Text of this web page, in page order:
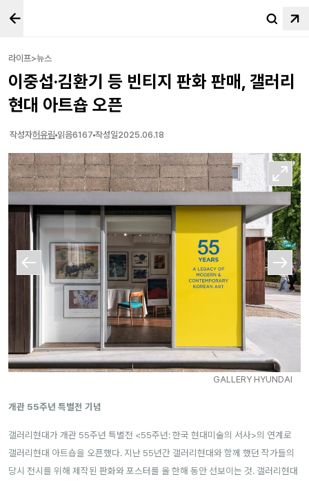
라이프>뉴스
이중섭·김환기 등 빈티지 판화 판매, 갤러리
현대 아트숍 오픈
작성자허유림 읽음6167 작성일2025.06.18
GALLERY HYUNDAI
개관 55주년 특별전 기념
갤러리현대가 개관 55주년 특별전 <55주년: 한국 현대미술의 서사>의 연계로
갤러리현대 아트숍을 오픈했다. 지난 55년간 갤러리현대와 함께 했던 작가들의
당시 전시를 위해 제작된 판화와 포스터를 올 한해 동안 선보이는 것. 갤러리현대